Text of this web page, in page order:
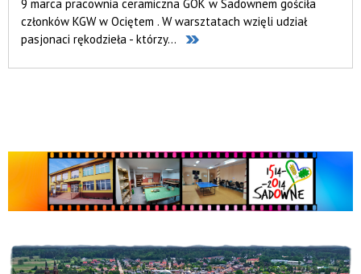
9 marca pracownia ceramiczna GOK w Sadownem gościła
członków KGW w Ociętem . W warsztatach wzięli udział
pasjonaci rękodzieła - którzy...